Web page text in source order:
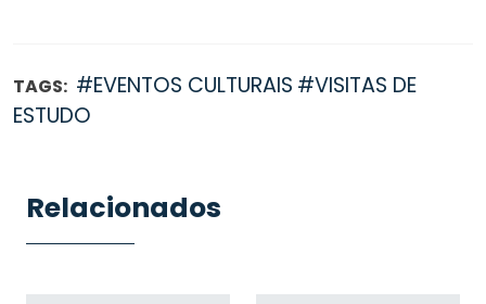
TAGS: #EVENTOS CULTURAIS #VISITAS DE
ESTUDO
Relacionados